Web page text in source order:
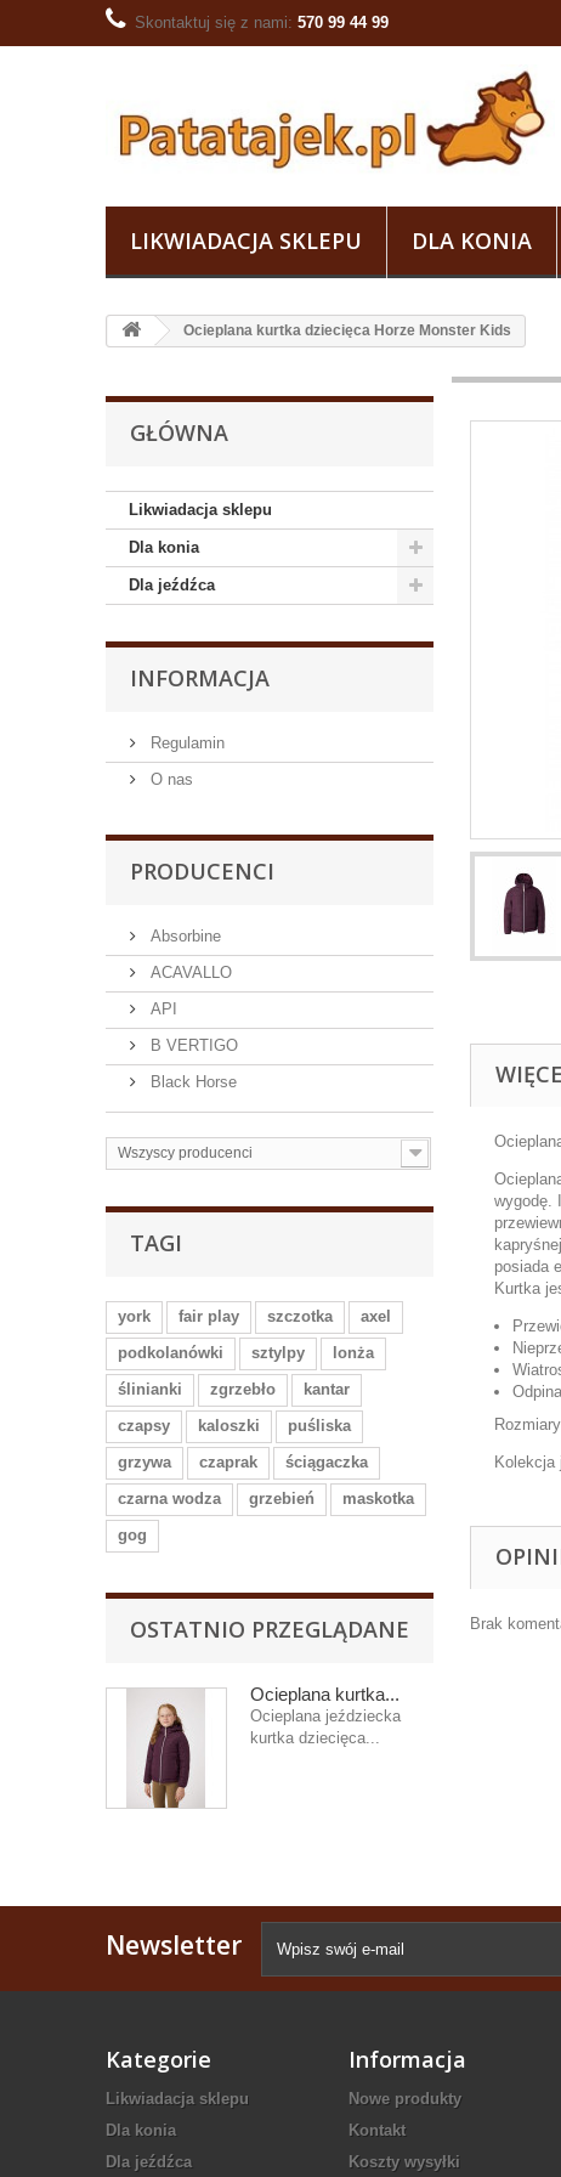
Skontaktuj się z nami: 570 99 44 99
LIKWIADACJA SKLEPU DLA KONIA
Ocieplana kurtka dziecięca Horze Monster Kids
GŁÓWNA
Likwiadacja sklepu
Dla konia
Dla jeźdźca
INFORMACJA
Regulamin
O nas
PRODUCENCI
Absorbine
ACAVALLO
API
B VERTIGO
Black Horse
Wszyscy producenci
TAGI
york fair play szczotka
axel
podkolanówki
sztylpy
lonża
ślinianki
zgrzebło
kantar
czapsy
kaloszki
puśliska
grzywa
czaprak
ściągaczka
czarna wodza
grzebień
maskotka
gog
OSTATNIO PRZEGLĄDANE
Ocieplana kurtka...
Ocieplana jeździecka
kurtka dziecięca...
wygodę.
posiada
Kurtka
Kolekcja
Brak
Newsletter
Kategorie
Likwiadacja sklepu
Dla konia
Dla jeźdźca
Informacja
Nowe produkty
Kontakt
Koszty wysyłki